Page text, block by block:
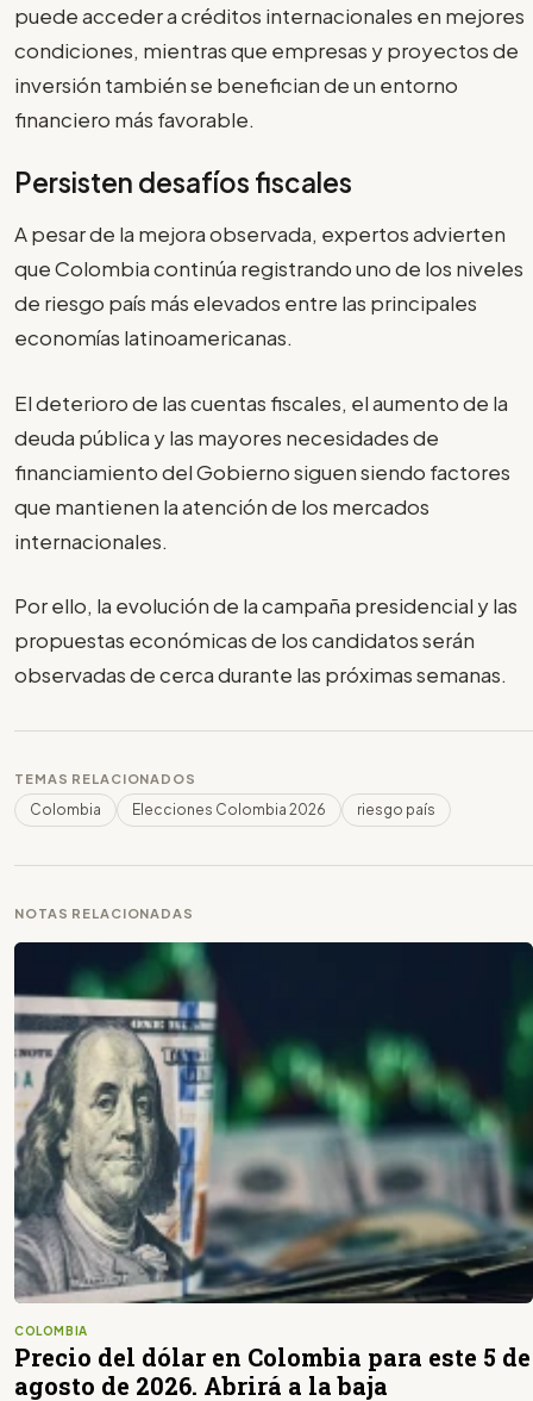
puede acceder a créditos internacionales en mejores
condiciones, mientras que empresas y proyectos de
inversión también se benefician de un entorno
financiero más favorable.
Persisten desafíos fiscales
A pesar de la mejora observada, expertos advierten
que Colombia continúa registrando uno de los niveles
de riesgo país más elevados entre las principales
economías latinoamericanas.
El deterioro de las cuentas fiscales, el aumento de la
deuda pública y las mayores necesidades de
financiamiento del Gobierno siguen siendo factores
que mantienen la atención de los mercados
internacionales.
Por ello, la evolución de la campaña presidencial y las
propuestas económicas de los candidatos serán
observadas de cerca durante las próximas semanas.
TEMAS RELACIONADOS
Colombia Elecciones Colombia 2026 riesgo país
NOTAS RELACIONADAS
COLOMBIA
Precio del dólar en Colombia para este 5 de
agosto de 2026. Abrirá a la baja